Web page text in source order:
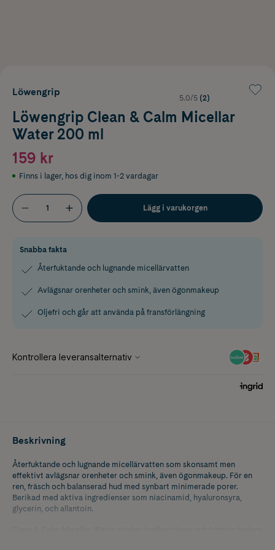
Löwengrip
5.0/5 (2)
Löwengrip Clean & Calm Micellar
Water 200 ml
159 kr
Finns i lager, hos dig inom 1-2 vardagar
Lägg i varukorgen
Snabba fakta
Återfuktande och lugnande micellärvatten
Avlägsnar orenheter och smink, även ögonmakeup
Oljefri och går att använda på fransförlängning
Beskrivning
Återfuktande och lugnande micellärvatten som skonsamt men
effektivt avlägsnar orenheter och smink, även ögonmakeup. För en
ren, fräsch och balanserad hud med synbart minimerade porer.
Berikad med aktiva ingredienser som niacinamid, hyaluronsyra,
glycerin, och allantoin.